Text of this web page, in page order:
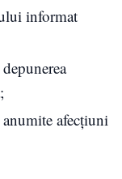
informat
afecțiuni